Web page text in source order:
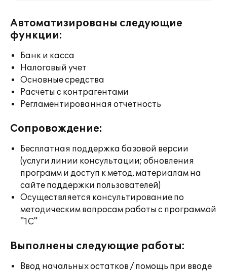
Автоматизированы следующие
функции:
Банк и касса
Налоговый учет
Основные средства
Расчеты с контрагентами
Регламентированная отчетность
Сопровождение:
Бесплатная поддержка базовой версии
(услуги линии консультации; обновления
программ и доступ к метод. материалам на
сайте поддержки пользователей)
Осуществляется консультирование по
методическим вопросам работы с программой
"1С"
Выполнены следующие работы:
Ввод начальных остатков / помощь при вводе